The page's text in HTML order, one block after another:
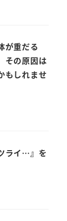
が重だる
その原因は
もしれませ
ライ…』を